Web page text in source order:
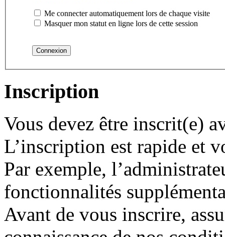
Me connecter automatiquement lors de chaque visite
Masquer mon statut en ligne lors de cette session
Inscription
Vous devez être inscrit(e)
L’inscription est rapide et
Par exemple,
fonctionnalités
Avant de vous inscrire,